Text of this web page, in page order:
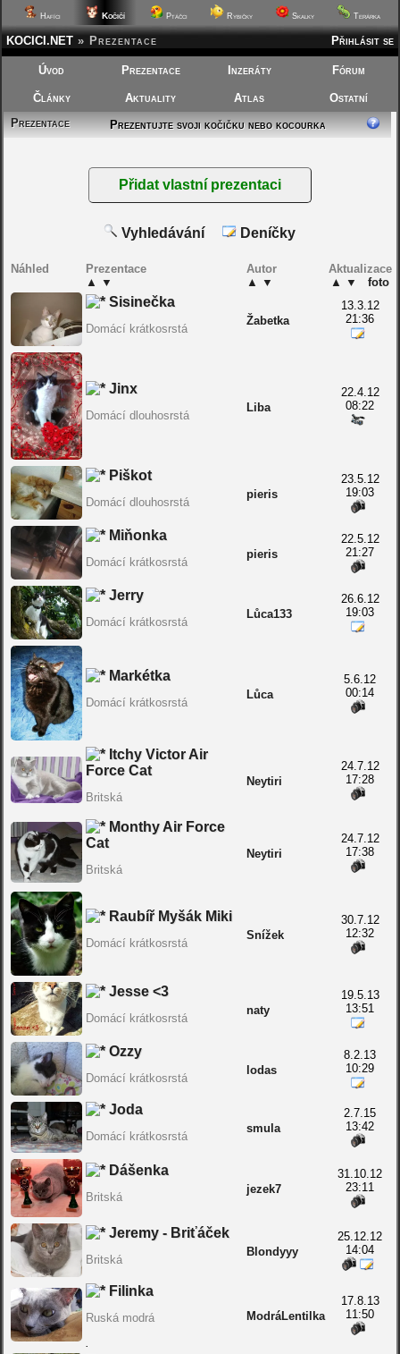
Hafíci Kočičí Ptáčci Rybičky Skalky Terárka
Přihlásit se
KOCICI.NET » Prezentace
Úvod Prezentace Inzeráty Fórum
Články Aktuality Atlas
Ostatní
Prezentace
Prezentujte svoji kočičku nebo kocourka
Vyhledávání Deníčky
Náhled
Prezentace
▲ ▼
Autor
▲ ▼
Aktualizace
▲ ▼ foto
Sisinečka
Domácí krátkosrstá
Žabetka
13.3.12
21:36
Jinx
Domácí dlouhosrstá
Liba
22.4.12
08:22
Piškot
Domácí dlouhosrstá
pieris
23.5.12
19:03
Miňonka
Domácí krátkosrstá
pieris
22.5.12
21:27
Jerry
Domácí krátkosrstá
Lůca133
26.6.12
19:03
Markétka
Domácí krátkosrstá
Lůca
5.6.12
00:14
Itchy Victor Air
Force Cat
Britská
Neytiri
24.7.12
17:28
Monthy Air Force
Cat
Britská
Neytiri
24.7.12
17:38
Raubíř Myšák Miki
Domácí krátkosrstá
Snížek
30.7.12
12:32
Jesse <3
Domácí krátkosrstá
naty
19.5.13
13:51
Ozzy
Domácí krátkosrstá
lodas
8.2.13
10:29
Joda
Domácí krátkosrstá
smula
2.7.15
13:42
Dášenka
Britská
jezek7
31.10.12
23:11
Jeremy - Briťáček
Britská
Blondyyy
25.12.12
14:04
Filinka
Ruská modrá
.
ModráLentilka
17.8.13
11:50